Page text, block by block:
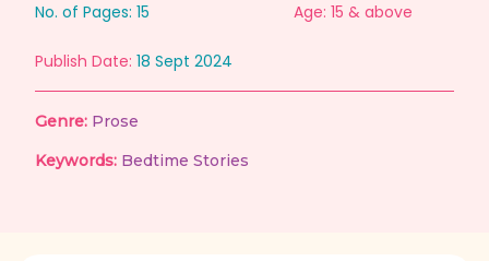
No. of Pages: 15 Age: 15 & above
Publish Date: 18 Sept 2024
Genre: Prose
Keywords: Bedtime Stories